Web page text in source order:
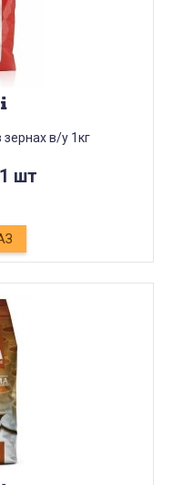
в/у 1кг
шт